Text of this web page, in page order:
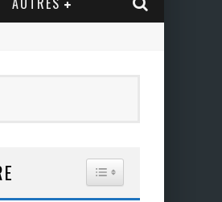
TOGGLE TABLE OF